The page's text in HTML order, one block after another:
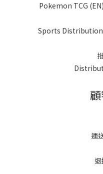
Pokemon TCG
Sports
運